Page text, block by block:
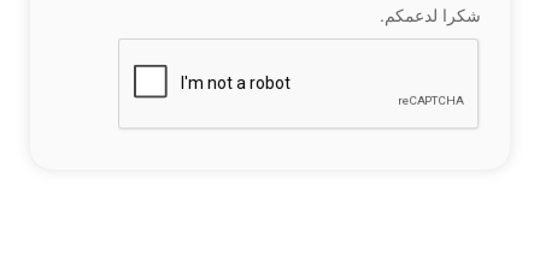
شكرا لدعمكم.